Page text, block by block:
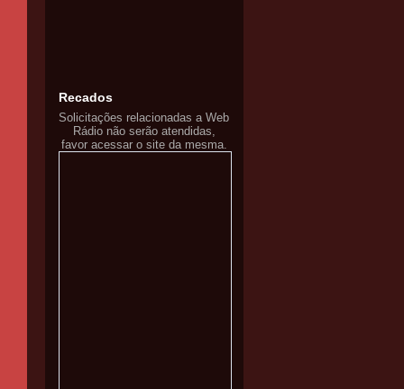
Recados
Solicitações relacionadas a Web
Rádio não serão atendidas,
favor acessar o site da mesma.